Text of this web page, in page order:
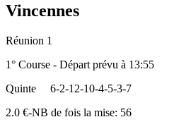
Vincennes
Réunion 1
1° Course - Départ prévu à 13:55
Quinte
6-2-12-10-4-5-3-7
2.0 €-NB de fois la mise: 56